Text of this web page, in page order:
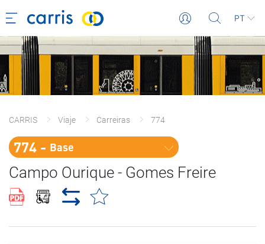
PT
CARRIS Viaje Carreiras 774
774 - Base
Campo Ourique - Gomes Freire